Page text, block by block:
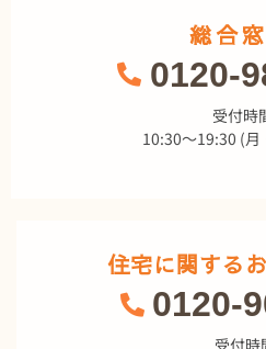
総合
0120-
受付時
10:30～19:30 (月
住宅に関する
0120-